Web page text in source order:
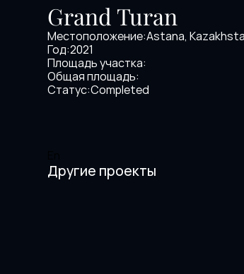
Grand Turan
Местоположение:Astana,
Год:2021
Площадь участка:
Общая площадь:
Статус:Completed
Другие проекты